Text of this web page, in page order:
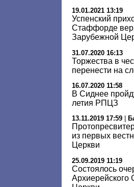
19.01.2021 13:19
Успенский
Стаффорде
Зарубежной
31.07.2020 16:13
Торжества в
перенести на
16.07.2020 11:58
В Сиднее
летия РПЦЗ
13.11.2019 17:59
из первых
Церкви
25.09.2019 11:19
Состоялось
Архиерейского